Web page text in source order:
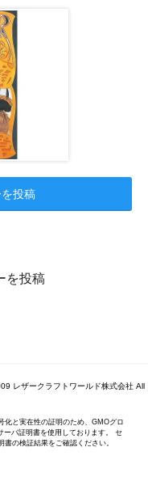
投稿
を投稿
レザークラフトワールド株式会社 All
化と実在性の証明のため、GMOグロ
ーバ証明書を使用しております。 セ
書の検証結果をご確認ください。